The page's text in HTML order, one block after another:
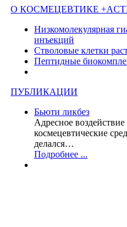
О КОСМЕЦЕВТИКЕ
Низкомолекулярная
инъекций
Стволовые клетки
Пептидные
ПУБЛИКАЦИИ
Бьюти ликбез
Адресное
космецевтические
делался…
Подробнее ...